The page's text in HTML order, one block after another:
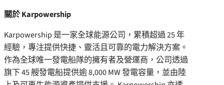
關於 Karpowership
Karpowership 是一家全球能源公司，累積超過 25 年
經驗，專注提供快捷、靈活且可靠的電力解決方案。
作為全球唯一發電船隊的擁有者及營運商，公司透過
旗下 45 艘發電船提供逾 8,000 MW 發電容量，並由陸